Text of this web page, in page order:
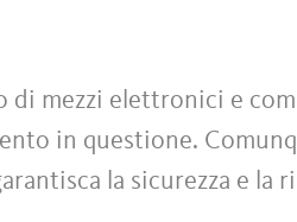
di mezzi elettronici e
in questione.
la sicurezza e la